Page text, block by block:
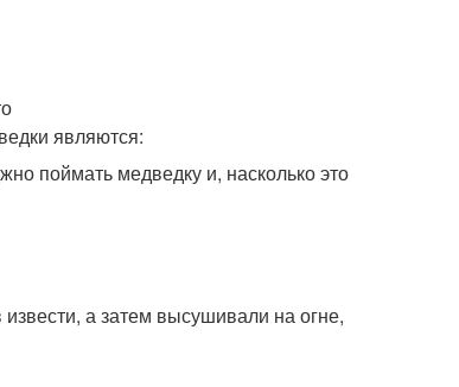
поймать медведку и, насколько это
а затем высушивали на огне,